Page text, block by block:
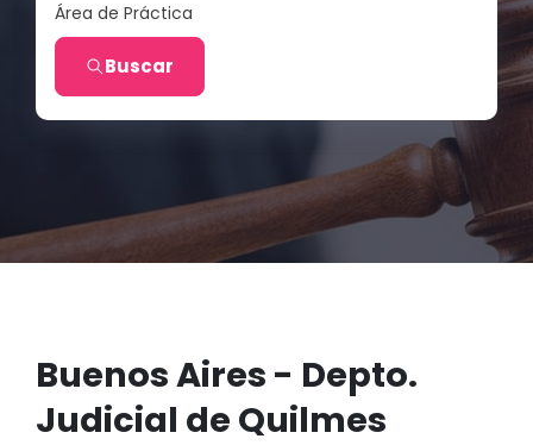
Área de Práctica
Buscar
Buenos Aires - Depto.
Judicial de Quilmes